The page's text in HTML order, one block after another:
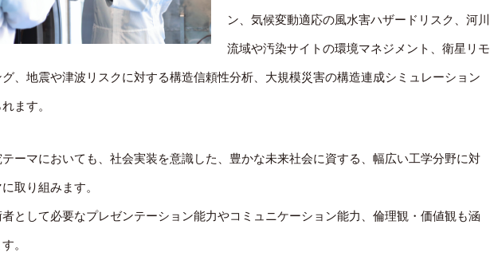
ン、気候変動適応の風水害ハザードリスク、河川
流域や汚染サイトの環境マネジメント、衛星リモ
、地震や津波リスクに対する構造信頼性分析、大規模災害の構造連成シミュレーション
ます。
ーマにおいても、社会実装を意識した、豊かな未来社会に資する、幅広い工学分野に対
取り組みます。
として必要なプレゼンテーション能力やコミュニケーション能力、倫理観・価値観も涵
。